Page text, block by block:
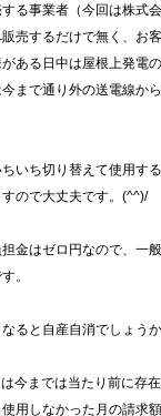
る事業者（今回は株式
売するだけで無く、お
ある日中は屋根上発電
まで通り外の送電線か
いち切り替えて使用す
ので大丈夫です。(^^)/
金はゼロ円なので、一
。
ると自産自消でしょうか
今までは当たり前に存
用しなかった月の請求